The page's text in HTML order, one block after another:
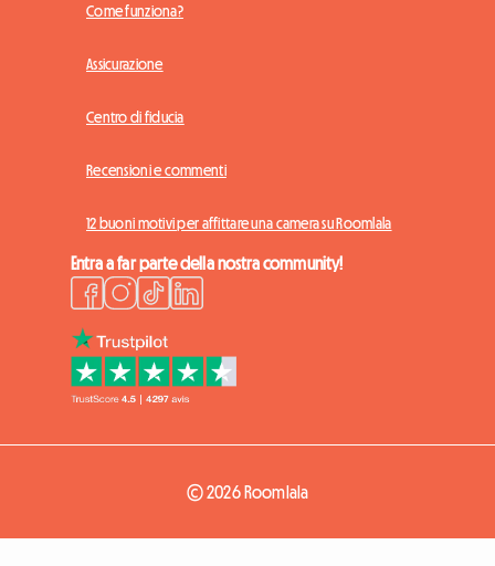
Come funziona?
Assicurazione
Centro di fiducia
Recensioni e commenti
12 buoni motivi per affittare una camera su Roomlala
Entra a far parte della nostra community!
© 2026 Roomlala